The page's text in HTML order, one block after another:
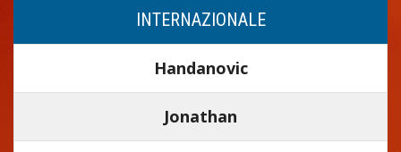
INTERNAZIONALE
Handanovic
Jonathan